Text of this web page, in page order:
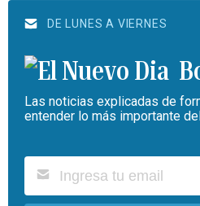
DE LUNES A VIERNES
Las noticias explicadas de
entender lo más importante